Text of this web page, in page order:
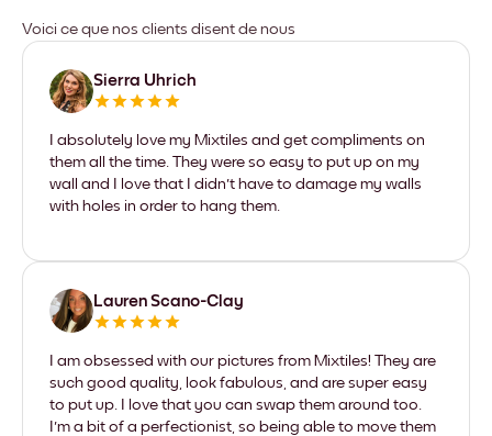
Voici ce que nos clients disent de nous
Sierra Uhrich
I absolutely love my Mixtiles and get compliments on
them all the time. They were so easy to put up on my
wall and I love that I didn't have to damage my walls
with holes in order to hang them.
Lauren Scano-Clay
I am obsessed with our pictures from Mixtiles! They are
such good quality, look fabulous, and are super easy
to put up. I love that you can swap them around too.
I'm a bit of a perfectionist, so being able to move them